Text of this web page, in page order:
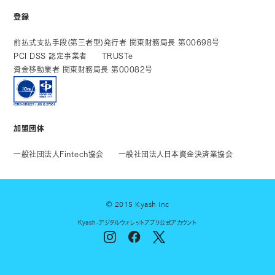
登録
前払式支払手段(第三者型)発行者 関東財務局長 第00698号
PCI DSS 認定事業者
TRUSTe
資金移動業者 関東財務局長 第00082号
加盟団体
一般社団法人Fintech協会 一般社団法人日本資金決済業協会
© 2015 Kyash Inc
Kyash-デジタルウォレットアプリ公式アカウント